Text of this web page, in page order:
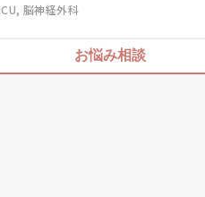
脳神経外科
お悩み相談